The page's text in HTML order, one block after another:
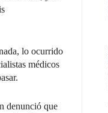
lo ocurrido
médicos
denunció que